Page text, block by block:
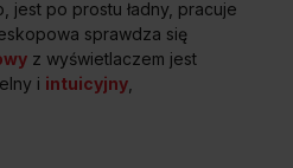
Amicazyskujesz
jest po prostu ładny, pracuje
sprawdza się
z wyświetlaczem jest
i intuicyjny